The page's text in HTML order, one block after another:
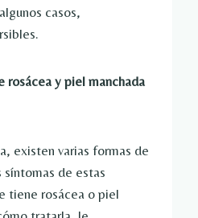
casos,
rosácea y piel manchada
existen varias formas de
síntomas de estas
tiene rosácea o piel